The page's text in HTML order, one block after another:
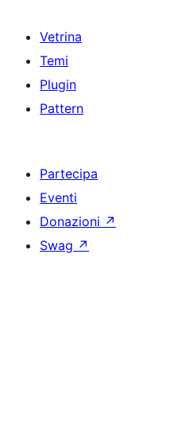
Vetrina
Temi
Plugin
Pattern
Partecipa
Eventi
Donazioni ↗
Swag ↗